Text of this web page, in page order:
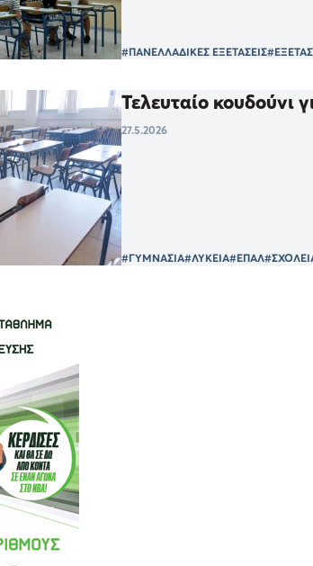
#ΠΑΝΕΛΛΑΔΙΚΕΣ ΕΞΕΤΑΣΕΙΣ
Τελευταίο κουδούνι
27.5.2026
#ΓΥΜΝΑΣΙΑ#ΛΥΚΕΙΑ#ΕΠΑΛ